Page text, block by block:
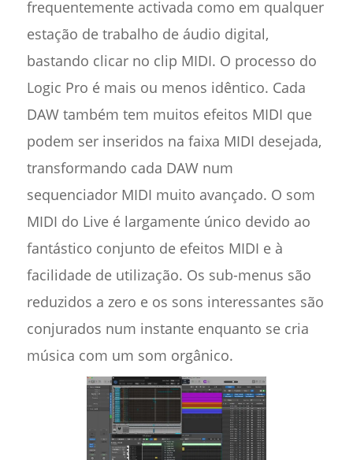
frequentemente activada como em qualquer
estação de trabalho de áudio digital,
bastando clicar no clip MIDI. O processo do
Logic Pro é mais ou menos idêntico. Cada
DAW também tem muitos efeitos MIDI que
podem ser inseridos na faixa MIDI desejada,
transformando cada DAW num
sequenciador MIDI muito avançado. O som
MIDI do Live é largamente único devido ao
fantástico conjunto de efeitos MIDI e à
facilidade de utilização. Os sub-menus são
reduzidos a zero e os sons interessantes são
conjurados num instante enquanto se cria
música com um som orgânico.